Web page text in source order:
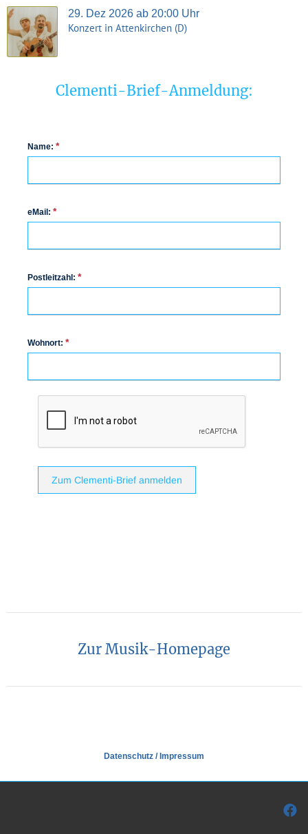
29. Dez 2026 ab 20:00 Uhr
Konzert in Attenkirchen (D)
Clementi-Brief-Anmeldung:
Name: *
eMail: *
Postleitzahl: *
Wohnort: *
Zum Clementi-Brief anmelden
Zur Musik-Homepage
Datenschutz / Impressum